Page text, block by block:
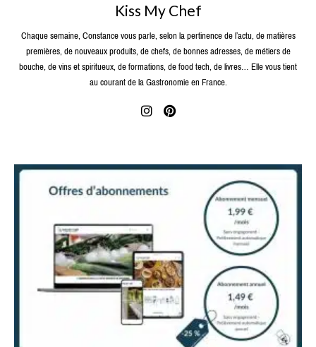
Kiss My Chef
Chaque semaine, Constance vous parle, selon la pertinence de l’actu, de matières
premières, de nouveaux produits, de chefs, de bonnes adresses, de métiers de
bouche, de vins et spiritueux, de formations, de food tech, de livres… Elle vous tient
au courant de la Gastronomie en France.